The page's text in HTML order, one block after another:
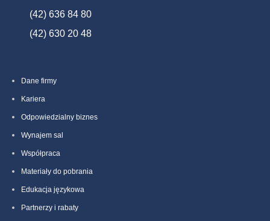
(42) 636 84 80
(42) 630 20 48
Dane firmy
Kariera
Odpowiedzialny biznes
Wynajem sal
Współpraca
Materiały do pobrania
Edukacja językowa
Partnerzy i rabaty